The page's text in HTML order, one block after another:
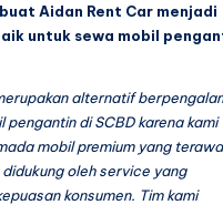
Aidan Rent Car menjadi
untuk sewa mobil
alternatif
pengantin di SCBD karena kami
mobil premium yang
oleh service yang
konsumen. Tim kami